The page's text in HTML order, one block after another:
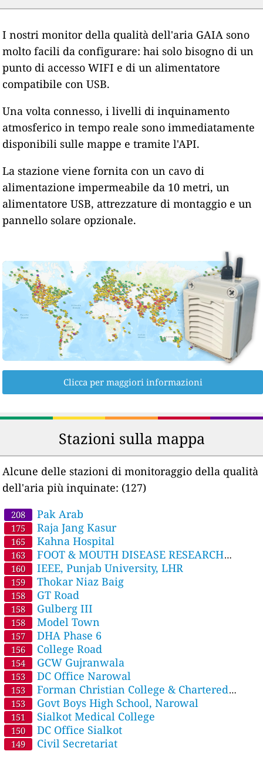
I nostri monitor della qualità dell'aria GAIA sono
molto facili da configurare: hai solo bisogno di un
punto di accesso WIFI e di un alimentatore
compatibile con USB.
Una volta connesso, i livelli di inquinamento
atmosferico in tempo reale sono immediatamente
disponibili sulle mappe e tramite l'API.
La stazione viene fornita con un cavo di
alimentazione impermeabile da 10 metri, un
alimentatore USB, attrezzature di montaggio e un
pannello solare opzionale.
Clicca per maggiori informazioni
Stazioni sulla mappa
Alcune delle stazioni di monitoraggio della qualità
dell'aria più inquinate: (127)
208 Pak Arab
175 Raja Jang Kasur
165 Kahna Hospital
163
FOOT & MOUTH DISEASE RESEARCH
CENTRE
160 IEEE, Punjab University, LHR
159 Thokar Niaz Baig
158 GT Road
158 Gulberg III
158 Model Town
157 DHA Phase 6
156 College Road
154 GCW Gujranwala
153 DC Office Narowal
153
Forman Christian College & Chartered
University
153 Govt Boys High School, Narowal
151 Sialkot Medical College
150 DC Office Sialkot
149 Civil Secretariat